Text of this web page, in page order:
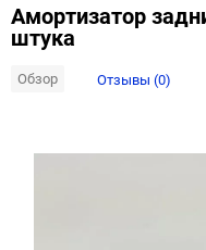
Амортизатор
штука
Обзор Отзывы (0)